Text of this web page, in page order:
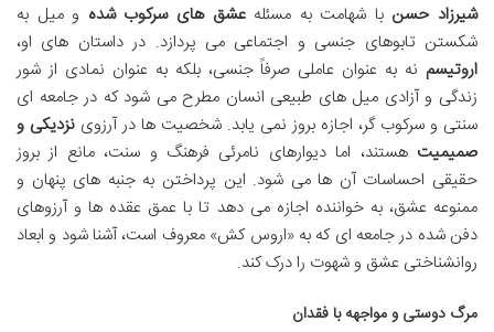
شیرزاد حسن با شهامت به مسئلهعشق های سرکوب شده و میل به
شکستن تابوهای جنسی و اجتماعی می پردازد. در داستان های او،
اروتیسم نه به عنوان عاملی صرفاً جنسی، بلکه به عنوان نمادی از شور
زندگی و آزادی میل های طبیعی انسان مطرح می شود که در جامعه ای
سنتی و سرکوب گر، اجازه بروز نمی یابد. شخصیت ها در آرزوی نزدیکی و
صمیمیت هستند، اما دیوارهای نامرئی فرهنگ و سنت، مانع از بروز
حقیقی احساسات آن ها می شود. این پرداختن به جنبه های پنهان و
ممنوعه عشق، به خواننده اجازه می دهد تا با عمق عقده ها و آرزوهای
دفن شده در جامعه ای که به «اروس کش» معروف است، آشنا شود و ابعاد
روانشناختی عشق و شهوت را درک کند.
مرگ دوستی و مواجهه با فقدان